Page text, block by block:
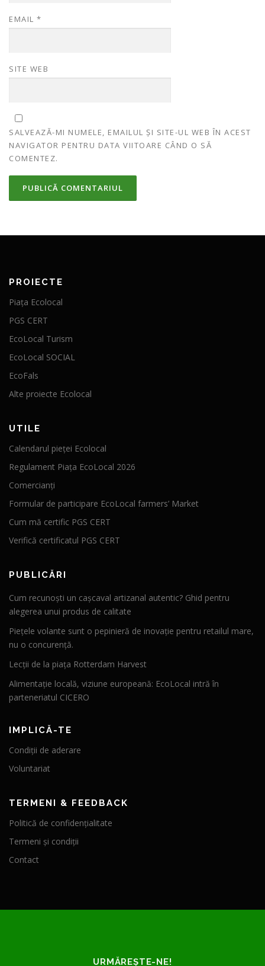
EMAIL *
SITE WEB
SALVEAZĂ-MI NUMELE, EMAILUL ȘI SITE-UL WEB ÎN ACEST
NAVIGATOR PENTRU DATA VIITOARE CÂND O SĂ
COMENTEZ.
PROIECTE
Piața Ecolocal
PGS CERT
EcoLocal Turism
EcoLocal SOCIAL
EcoFals
Alte proiecte Ecolocal
UTILE
Calendarul pieței Ecolocal
Regulament Piața EcoLocal 2026
Comercianți
Formular de participare EcoLocal farmers’ Market
Cum mă certific PGS CERT
Verifică certificatul PGS CERT
PUBLICĂRI
Cum recunoști un cașcaval artizanal autentic? Ghid pentru
alegerea unui produs de calitate
Piețele volante sunt o pepinieră de inovație pentru retailul mare,
nu o concurență.
Lecții de la piața Rotterdam Harvest
Alimentație locală, viziune europeană: EcoLocal intră în
parteneriatul CICERO
IMPLICĂ-TE
Condiții de aderare
Voluntariat
TERMENI & FEEDBACK
Politică de confidențialitate
Termeni și condiții
Contact
URMĂREȘTE-NE!